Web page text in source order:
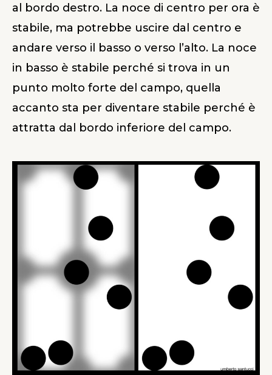
al bordo destro. La noce di centro per ora è
stabile, ma potrebbe uscire dal centro e
andare verso il basso o verso l’alto. La noce
in basso è stabile perché si trova in un
punto molto forte del campo, quella
accanto sta per diventare stabile perché è
attratta dal bordo inferiore del campo.